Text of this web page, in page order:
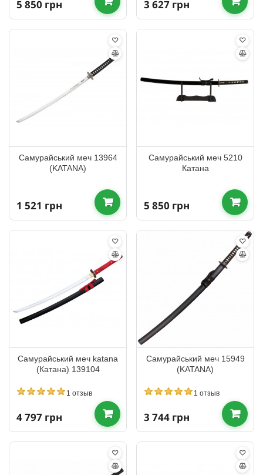
5 850 грн 3 627 грн
Самурайський меч 13964
(KATANA)
1 521 грн
Самурайський меч 5210
Катана
5 850 грн
Самурайський меч katana
(Катана) 139104
1 отзыв
4 797 грн
Самурайський меч 15949
(KATANA)
1 отзыв
3 744 грн